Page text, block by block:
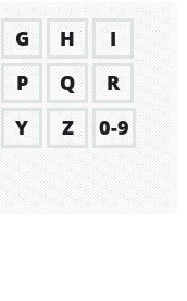
G H
I
P Q
R
Y Z
0-9